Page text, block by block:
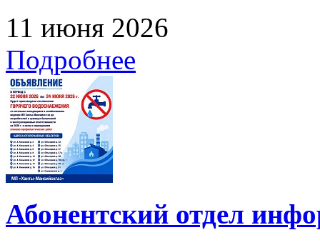
11 июня 2026
Подробнее
Абонентский отдел